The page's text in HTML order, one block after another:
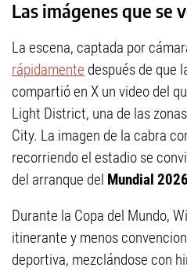
Las imágenes que se
La escena, captada por
rápidamente después de que
compartió en X un video del
Light District, una de las
City. La imagen de la cabra
recorriendo el estadio se
del arranque del Mundial 2026
Durante la Copa del Mundo,
itinerante y menos
deportiva, mezclándose con